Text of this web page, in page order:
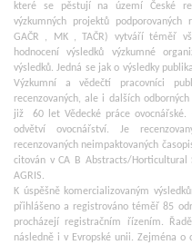
které se pěstují na území České
výzkumných projektů
GAČR , MK , TAČR) vytváří téměř
hodnocení výsledků výzkumné
výsledků. Jedná se jak o výsledky
Výzkumní a vědečtí pracovníci
recenzovaných, ale i dalších
již 60 let Vědecké práce ovocnářské.
odvětví ovocnářství. Je
recenzovaných neimpaktovaných
citován v CA B Abstracts/Horticultural
AGRIS.
K úspěšně komercializovaným
přihlášeno a registrováno téměř 85
procházejí registračním řízením.
následně i v Evropské unii. Zejména